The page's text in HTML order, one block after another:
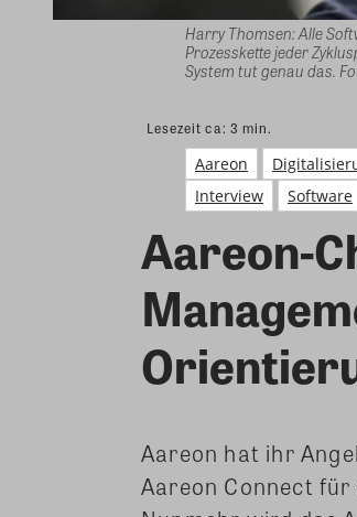
Harry Thomsen: Alle
Prozesskette jeder
System tut genau das.
Lesezeit ca: 3 min.
Aareon
Interview
Software
Aareon-
Aareon hat ihr
Aareon Connect